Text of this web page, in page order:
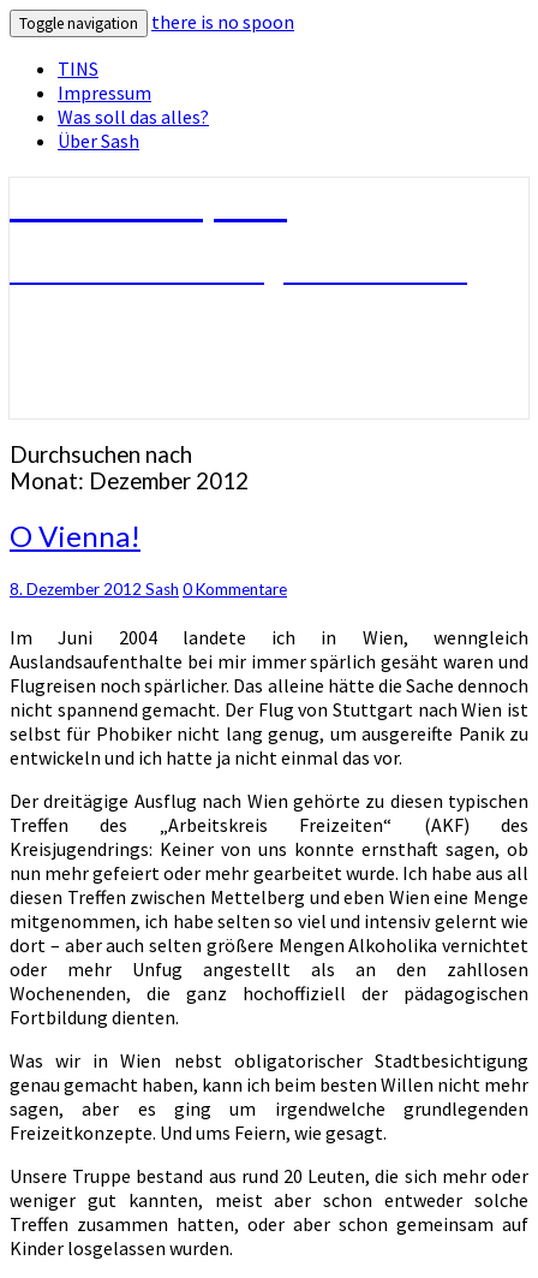
Toggle navigation
there is no spoon
TINS
Impressum
Was soll das alles?
Über Sash
Durchsuchen nach
Monat: Dezember 2012
O
Vienna!
O Vienna!
8. Dezember 2012 Sash Kommentare
0 Kommentare
Im Juni 2004 landete ich in Wien, wenngleich
Auslandsaufenthalte bei mir immer spärlich gesäht waren und
Flugreisen noch spärlicher. Das alleine hätte die Sache dennoch
nicht spannend gemacht. Der Flug von Stuttgart nach Wien ist
selbst für Phobiker nicht lang genug, um ausgereifte Panik zu
entwickeln und ich hatte ja nicht einmal das vor.
Der dreitägige Ausflug nach Wien gehörte zu diesen typischen
Treffen des „Arbeitskreis Freizeiten“ (AKF) des
Kreisjugendrings: Keiner von uns konnte ernsthaft sagen, ob
nun mehr gefeiert oder mehr gearbeitet wurde. Ich habe aus all
diesen Treffen zwischen Mettelberg und eben Wien eine Menge
mitgenommen, ich habe selten so viel und intensiv gelernt wie
dort – aber auch selten größere Mengen Alkoholika vernichtet
oder mehr Unfug angestellt als an den zahllosen
Wochenenden, die ganz hochoffiziell der pädagogischen
Fortbildung dienten.
Was wir in Wien nebst obligatorischer Stadtbesichtigung
genau gemacht haben, kann ich beim besten Willen nicht mehr
sagen, aber es ging um irgendwelche grundlegenden
Freizeitkonzepte. Und ums Feiern, wie gesagt.
Unsere Truppe bestand aus rund 20 Leuten, die sich mehr oder
weniger gut kannten, meist aber schon entweder solche
Treffen zusammen hatten, oder aber schon gemeinsam auf
Kinder losgelassen wurden.